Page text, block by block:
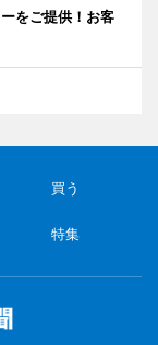
をご提供！お客
買う
特集